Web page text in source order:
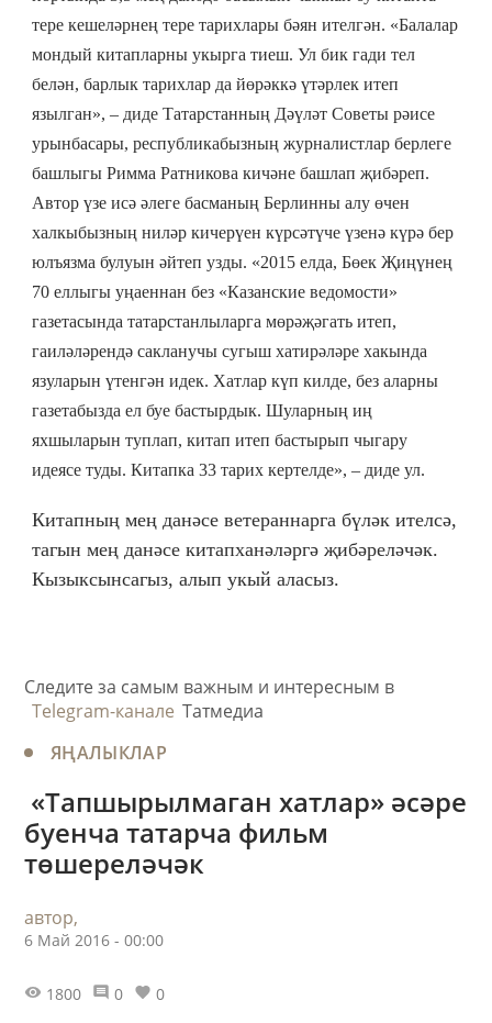
тере кешеләрнең тере тарихлары бәян ителгән. «Балалар
мондый китапларны укырга тиеш. Ул бик гади тел
белән, барлык тарихлар да йөрәккә үтәрлек итеп
язылган», – диде Татарстанның Дәүләт Советы рәисе
урынбасары, республикабызның журналистлар берлеге
башлыгы Римма Ратникова кичәне башлап җибәреп.
Автор үзе исә әлеге басманың Берлинны алу өчен
халкыбызның ниләр кичерүен күрсәтүче үзенә күрә бер
юлъязма булуын әйтеп узды. «2015 елда, Бөек Җиңүнең
70 еллыгы уңаеннан без «Казанские ведомости»
газетасында татарстанлыларга мөрәҗәгать итеп,
гаиләләрендә сакланучы сугыш хатирәләре хакында
язуларын үтенгән идек. Хатлар күп килде, без аларны
газетабызда ел буе бастырдык. Шуларның иң
яхшыларын туплап, китап итеп бастырып чыгару
идеясе туды. Китапка 33 тарих кертелде», – диде ул.
Китапның мең данәсе ветераннарга бүләк ителсә,
тагын мең данәсе китапханәләргә җибәреләчәк.
Кызыксынсагыз, алып укый аласыз.
Следите за самым важным и интересным в
Telegram-канале Татмедиа
ЯҢАЛЫКЛАР
​ «Тапшырылмаган хатлар» әсәре
буенча татарча фильм
төшереләчәк
автор,
6 Май 2016 - 00:00
1800 0 0